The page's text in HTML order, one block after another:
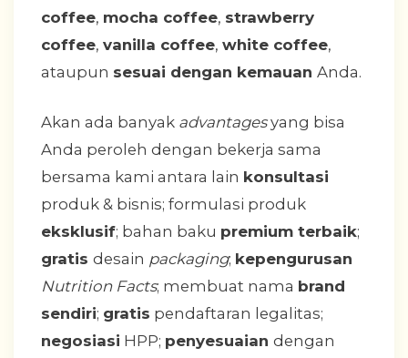
coffee, mocha coffee, strawberry
coffee, vanilla coffee, white coffee,
ataupun sesuai dengan kemauan Anda.
Akan ada banyak advantagesyang bisa
Anda peroleh dengan bekerja sama
bersama kami antara lain konsultasi
produk & bisnis; formulasi produk
eksklusif; bahan baku premium terbaik;
gratis desain packaging; kepengurusan
Nutrition Facts; membuat nama brand
sendiri; gratis pendaftaran legalitas;
negosiasi HPP; penyesuaian dengan